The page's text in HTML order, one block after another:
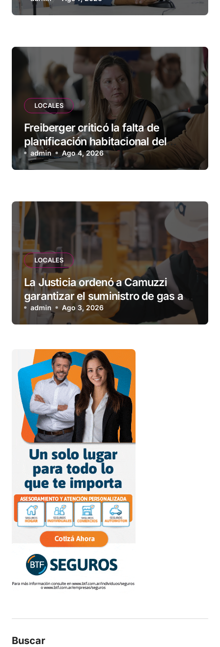
empresas
LOCALES
Freiberger criticó la falta de
planificación habitacional del
Municipio: “Vuoto deja afuera a
vecinos que llevan más de 20 años
admin Ago 4, 2026
LOCALES
La Justicia ordenó a Camuzzi
garantizar el suministro de gas a
una familia de Tolhuin
admin Ago 3, 2026
Buscar